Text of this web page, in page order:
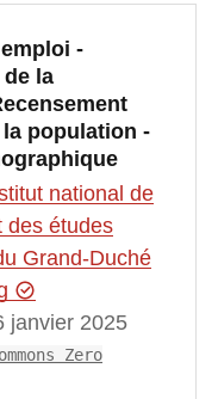
-
de la
la population -
national de
des études
Grand-Duché
janvier 2025
Zero